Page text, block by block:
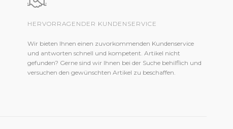
HERVORRAGENDER KUNDENSERVICE
Wir bieten Ihnen einen zuvorkommenden Kundenservice
und antworten schnell und kompetent. Artikel nicht
gefunden? Gerne sind wir Ihnen bei der Suche behilflich und
versuchen den gewünschten Artikel zu beschaffen.